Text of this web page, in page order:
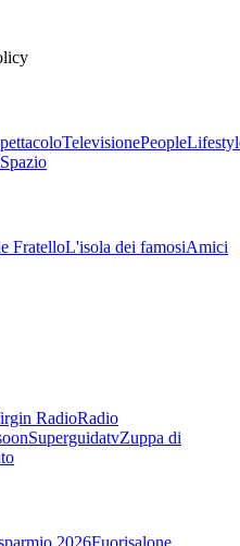
TelevisionePeople
Spazio
FratelloL'isola dei famosiAmici
RadioRadio
SuperguidatvZuppa di